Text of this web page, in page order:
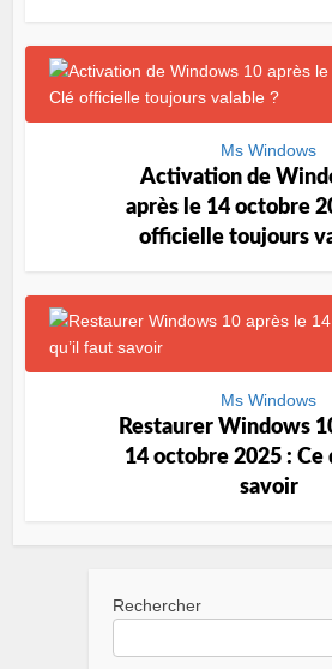
Ms Windows
Activation de
après le 14 octobre
officielle toujours
Ms Windows
Restaurer Windows
14 octobre 2025 : Ce
savoir
Rechercher